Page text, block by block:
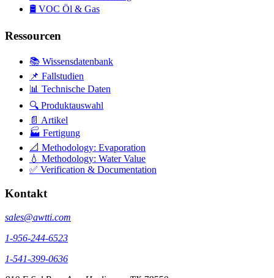
🛢️ VOC Öl & Gas
Ressourcen
📚 Wissensdatenbank
📌 Fallstudien
📊 Technische Daten
🔍 Produktauswahl
📄 Artikel
🏭 Fertigung
📐 Methodology: Evaporation
💧 Methodology: Water Value
✅ Verification & Documentation
Kontakt
sales@awtti.com
1-956-244-6523
1-541-399-0636